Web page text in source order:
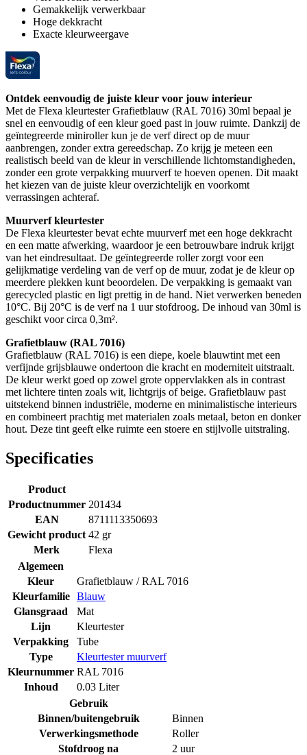
Gemakkelijk verwerkbaar
Hoge dekkracht
Exacte kleurweergave
Ontdek eenvoudig de juiste kleur voor jouw interieur
Met de Flexa kleurtester Grafietblauw (RAL 7016) 30ml bepaal je
snel en eenvoudig of een kleur goed past in jouw ruimte. Dankzij de
geïntegreerde miniroller kun je de verf direct op de muur
aanbrengen, zonder extra gereedschap. Zo krijg je meteen een
realistisch beeld van de kleur in verschillende lichtomstandigheden,
zonder een grote verpakking muurverf te hoeven openen. Dit maakt
het kiezen van de juiste kleur overzichtelijk en voorkomt
verrassingen achteraf.
Muurverf kleurtester
De Flexa kleurtester bevat echte muurverf met een hoge dekkracht
en een matte afwerking, waardoor je een betrouwbare indruk krijgt
van het eindresultaat. De geïntegreerde roller zorgt voor een
gelijkmatige verdeling van de verf op de muur, zodat je de kleur op
meerdere plekken kunt beoordelen. De verpakking is gemaakt van
gerecycled plastic en ligt prettig in de hand. Niet verwerken beneden
10°C. Bij 20°C is de verf na 1 uur stofdroog. De inhoud van 30ml is
geschikt voor circa 0,3m².
Grafietblauw (RAL 7016)
Grafietblauw (RAL 7016) is een diepe, koele blauwtint met een
verfijnde grijsblauwe ondertoon die kracht en moderniteit uitstraalt.
De kleur werkt goed op zowel grote oppervlakken als in contrast
met lichtere tinten zoals wit, lichtgrijs of beige. Grafietblauw past
uitstekend binnen industriële, moderne en minimalistische interieurs
en combineert prachtig met materialen zoals metaal, beton en donker
hout. Deze tint geeft elke ruimte een stoere en stijlvolle uitstraling.
Specificaties
Product
Productnummer 201434
EAN
8711113350693
Gewicht product 42 gr
Merk
Flexa
Algemeen
Kleur
Grafietblauw / RAL 7016
Kleurfamilie
Blauw
Glansgraad
Mat
Lijn
Kleurtester
Verpakking
Tube
Type
Kleurtester muurverf
Kleurnummer RAL 7016
Inhoud
0.03 Liter
Gebruik
Binnen/buitengebruik
Binnen
Verwerkingsmethode
Roller
Stofdroog na
2 uur